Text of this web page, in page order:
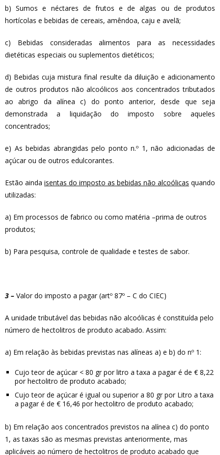
b) Sumos e néctares de frutos e de algas ou de produtos
hortícolas e bebidas de cereais, amêndoa, caju e avelã;
c) Bebidas consideradas alimentos para as necessidades
dietéticas especiais ou suplementos dietéticos;
d) Bebidas cuja mistura final resulte da diluição e adicionamento
de outros produtos não alcoólicos aos concentrados tributados
ao abrigo da alínea c) do ponto anterior, desde que seja
demonstrada a liquidação do imposto sobre aqueles
concentrados;
e) As bebidas abrangidas pelo ponto n.º 1, não adicionadas de
açúcar ou de outros edulcorantes.
Estão ainda isentas do imposto as bebidas não alcoólicas quando
utilizadas:
a) Em processos de fabrico ou como matéria –prima de outros
produtos;
b) Para pesquisa, controle de qualidade e testes de sabor.
3 – Valor do imposto a pagar (artº 87º – C do CIEC)
A unidade tributável das bebidas não alcoólicas é constituída pelo
número de hectolitros de produto acabado. Assim:
a) Em relação às bebidas previstas nas alíneas a) e b) do nº 1:
Cujo teor de açúcar < 80 gr por litro a taxa a pagar é de € 8,22
por hectolitro de produto acabado;
Cujo teor de açúcar é igual ou superior a 80 gr por Litro a taxa
a pagar é de € 16,46 por hectolitro de produto acabado;
b) Em relação aos concentrados previstos na alínea c) do ponto
1, as taxas são as mesmas previstas anteriormente, mas
aplicáveis ao número de hectolitros de produto acabado que